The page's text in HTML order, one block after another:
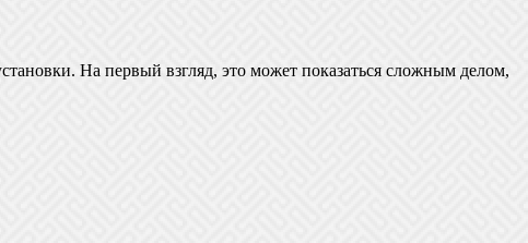
На первый взгляд, это может показаться сложным делом,